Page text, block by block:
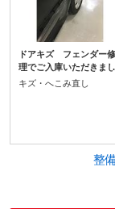
ドアキズ フェンダー修
理でご入庫いただきまし
た！ ありがとうございま
さい！ 保険修理など、
んでもご相談ください。
キズ・へこみ直し
整